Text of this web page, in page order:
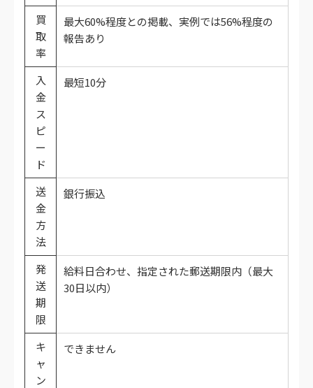
買
取
率
最大60%程度との掲載、実例では56%程度の
報告あり
入
金
ス
ピ
ー
ド
最短10分
送
金
方
法
銀行振込
発
送
期
限
給料日合わせ、指定された郵送期限内（最大
30日以内）
キ
ャ
ン
できません